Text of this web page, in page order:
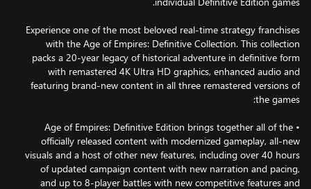
Experience one of the most beloved real-time strategy franchises
with the Age of Empires: Definitive Collection. This collection
packs a 20-year legacy of historical adventure in definitive form
with remastered 4K Ultra HD graphics, enhanced audio and
featuring brand-new content in all three remastered versions of
• Age of Empires: Definitive Edition brings together all of the
officially released content with modernized gameplay, all-new
visuals and a host of other new features, including over 40 hours
of updated campaign content with new narration and pacing,
and up to 8-player battles with new competitive features and